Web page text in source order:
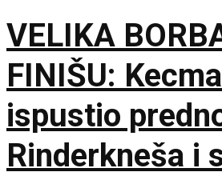
VELIKA
FINIŠU:
ispustio
Rinderkneša i